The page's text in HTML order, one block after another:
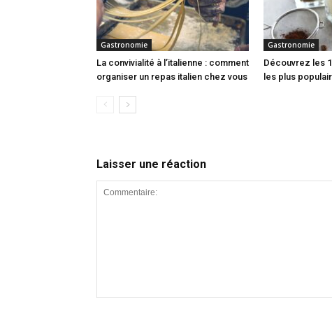
Gastronomie
La convivialité à l’italienne : comment
organiser un repas italien chez vous
Gastronomie
Découvrez les
les plus
Laisser une réaction